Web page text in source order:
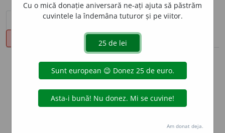
sinteza definițiilor (3) definiții (51)
declinări
info
Aceste definiții sunt compilate de
echipa dexonline. Definițiile
originale se află pe filadefiniții.
Puteți reordona filele pe pagina de
Cu o mică donație aniversară ne-ați ajuta să păstrăm
cuvintele la îndemâna tuturor și pe viitor.
Am donat deja.